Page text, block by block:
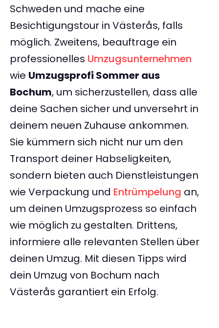
Schweden und mache eine
Besichtigungstour in Västerås, falls
möglich. Zweitens, beauftrage ein
professionelles Umzugsunternehmen
wie Umzugsprofi Sommer aus
Bochum, um sicherzustellen, dass alle
deine Sachen sicher und unversehrt in
deinem neuen Zuhause ankommen.
Sie kümmern sich nicht nur um den
Transport deiner Habseligkeiten,
sondern bieten auch Dienstleistungen
wie Verpackung und Entrümpelung an,
um deinen Umzugsprozess so einfach
wie möglich zu gestalten. Drittens,
informiere alle relevanten Stellen über
deinen Umzug. Mit diesen Tipps wird
dein Umzug von Bochum nach
Västerås garantiert ein Erfolg.